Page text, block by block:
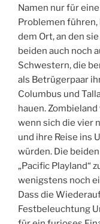
Namen nur für
Problemen
dem Ort, an den
beiden auch noch
Schwestern, die
als Betrügerpaar
Columbus und
hauen.
wenn sich die vier
und ihre Reise ins
würden. Die
„Pacific Playland“
wenigstens noch
Dass die
Festbeleuchtung